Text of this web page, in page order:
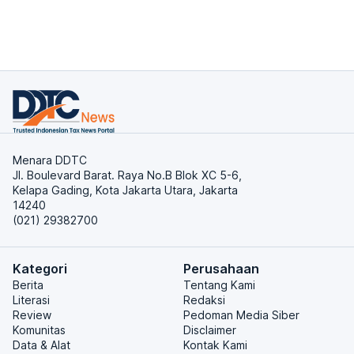
Menara DDTC
Jl. Boulevard Barat. Raya No.B Blok XC 5-6,
Kelapa Gading, Kota Jakarta Utara, Jakarta
14240
(021) 29382700
Kategori
Berita
Literasi
Review
Komunitas
Data & Alat
Perusahaan
Tentang Kami
Redaksi
Pedoman Media Siber
Disclaimer
Kontak Kami